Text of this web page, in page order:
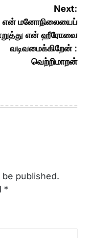
Next:
என் மனோநிலையைப்
என் ஹீரோவை
வடிவமைக்கிறேன் :
வெற்றிமாறன்
published.
*